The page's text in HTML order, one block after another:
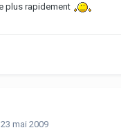
plus rapidement
23 mai 2009